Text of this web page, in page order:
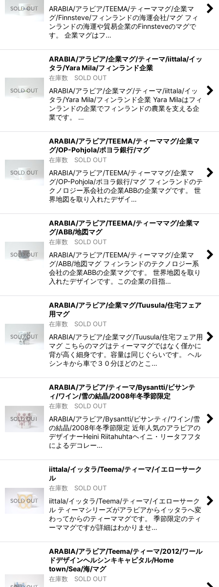
ARABIA/アラビア/TEEMA/ティーママグ/企業マ
グ/Finnsteve/フィンランドの海運会社/マグ フィ
ンランドの海運や貿易企業のFinnsteveのマグで
す。 企業マグはフ…
ARABIA/アラビア/企業マグ/ティーマ/iittala/イッ
タラ/Yara Mila/フィンランド企業
在庫数 SOLD OUT
ARABIA/アラビア/企業マグ/ティーマ/iittala/イッ
タラ/Yara Mila/フィンランド企業 Yara Milaはフィ
ンランドの企業でフィンランドの農業を支える企
業です。 …
ARABIA/アラビア/TEEMA/ティーママグ/企業マ
グ/OP-Pohjola/ポヨラ銀行/マグ
在庫数 SOLD OUT
ARABIA/アラビア/TEEMA/ティーママグ/企業マ
グ/OP-Pohjola/ポヨラ銀行/マグ フィンランドのテ
クノロジー系会社の企業ABBの企業マグです。 世
界地図を取り入れたデザイ…
ARABIA/アラビア/TEEMA/ティーママグ/企業マ
グ/ABB/地図マグ
在庫数 SOLD OUT
ARABIA/アラビア/TEEMA/ティーママグ/企業マ
グ/ABB/地図マグ フィンランドのテクノロジー系
会社の企業ABBの企業マグです。 世界地図を取り
入れたデザインです。この企業の目指…
ARABIA/アラビア/企業マグ/Tuusula/住宅フェア
用マグ
在庫数 SOLD OUT
ARABIA/アラビア/企業マグ/Tuusula/住宅フェア用
マグ こちらのマグはティーママグではなく僅かに
背が高く細身です。容量は同じぐらいです。 ヘル
シンキから車で３０分ほどのとこ…
ARABIA/アラビア/ティーマ/Bysantti/ビサンテ
ィ/ワイン/雪の結晶/2008年冬季節限定
在庫数 SOLD OUT
ARABIA/アラビア/Bysantti/ビサンティ/ワイン/雪
の結晶/2008年冬季節限定 近年人気のアラビアの
デザイナーHeini Riitahuhtaヘイニ・リータフフタ
によるデコレー…
iittala/イッタラ/Teema/ティーマ/イエローサーク
ル
在庫数 SOLD OUT
iittala/イッタラ/Teema/ティーマ/イエローサーク
ル ティーマシリーズがアラビアからイッタラへ変
わってからのティーママグです。 季節限定のティ
ーママグですが詳細はわかりませ…
ARABIA/アラビア/Teema/ティーマ/2012/ワール
ドデザインヘルシンキキャピタル/Home
town/Sea/海/マグ
在庫数 SOLD OUT